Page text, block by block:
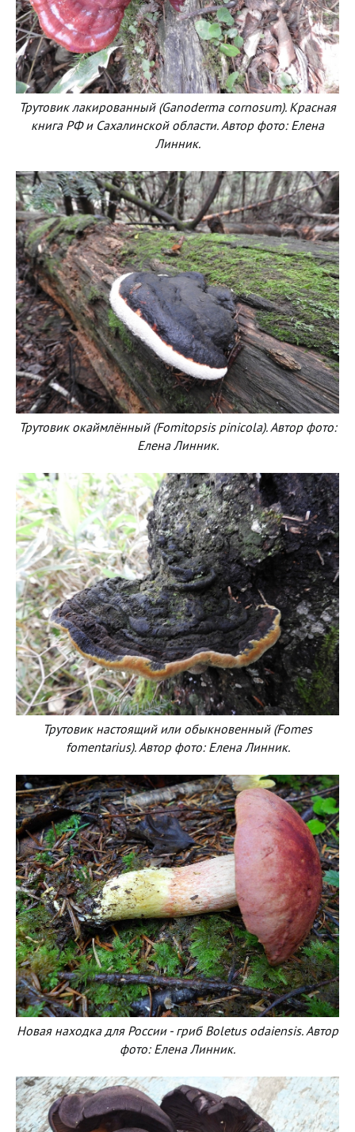
Трутовик лакированный (Ganoderma сornosum). Красная
книга РФ и Сахалинской области. Автор фото: Елена
Линник.
Трутовик окаймлённый (Fomitopsis pinicola). Автор фото:
Елена Линник.
Трутовик настоящий или обыкновенный (Fomes
fomentarius). Автор фото: Елена Линник.
Новая находка для России - гриб Boletus odaiensis. Автор
фото: Елена Линник.